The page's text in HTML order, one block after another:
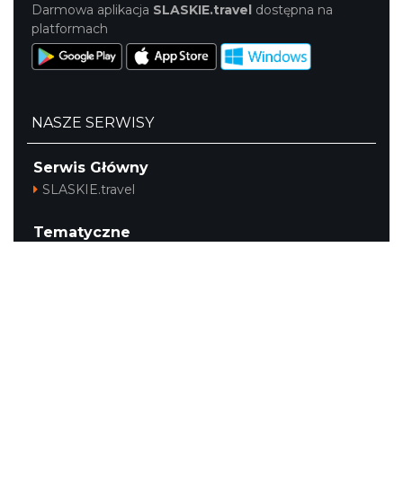
Darmowa aplikacja SLASKIE.travel dostępna na
platformach
NASZE SERWISY
Serwis Główny
SLASKIE.travel
Tematyczne